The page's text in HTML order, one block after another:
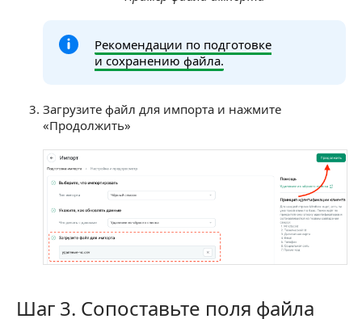
Рекомендации по подготовке
и сохранению файла.
Загрузите файл для импорта и нажмите
«Продолжить»
Шаг 3. Сопоставьте поля файла
Шаг 3. Сопоставьте поля файла